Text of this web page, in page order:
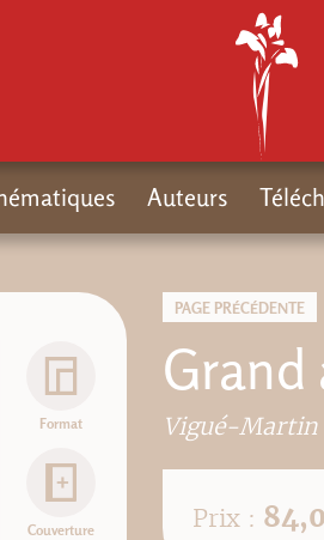
PAGE PRÉCÉDENTE
Grand
Vigué-Martin
Format
Couverture Prix :
Auteurs